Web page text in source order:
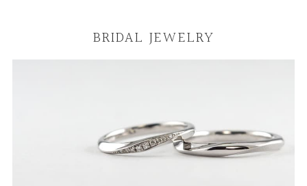
BRIDAL JEWELRY